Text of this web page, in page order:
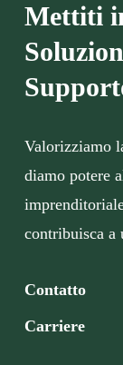
Mettiti
Valorizziamo
diamo potere
contribuisca a
Contatto
Carriere